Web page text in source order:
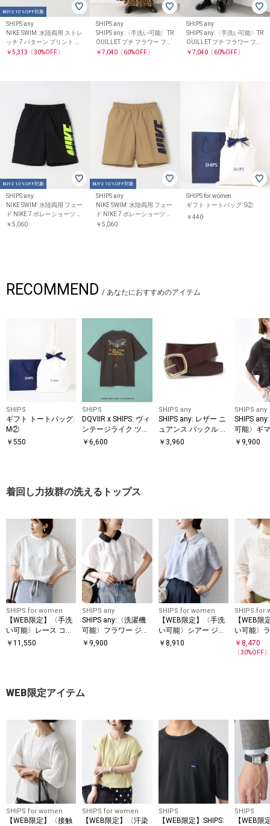
BUY2 10%OFF対象
SHIPS any
NIKE SWIM: 水陸両用 ストレ
ッチ 7 パターン プリント ボ
レーショーツ
￥5,313 〔30%OFF〕
SHIPS any
SHIPS any:〈手洗い可能〉TR
OUILLET プチ フラワー フレ
ア キャミワンピース
￥7,040 〔60%OFF〕
SHIPS any
SHIPS any:〈手洗い可能〉TR
OUILLET プチ フラワー フレ
ア キャミワンピース
￥7,040〔60%OFF〕
BUY2 10%OFF対象
SHIPS any
NIKE SWIM: 水陸両用 フェー
ド NIKE 7 ボレーショーツ <K
IDS>
￥5,060
BUY2 10%OFF対象
SHIPS any
NIKE SWIM: 水陸両用 フェー
ド NIKE 7 ボレーショーツ <K
IDS>
￥5,060
SHIPS for women
ギフト トートバッグ: S②
￥440
RECOMMEND / あなたにおすすめのアイテム
SHIPS
ギフト トートバッグ:
M②
￥ 550
SHIPS
DQVIIR x SHIPS: ヴィ
ンテージライク ツア
ーモチーフ Tシャツ
￥6,600
SHIPS any
SHIPS any: レザー ニ
ュアンス バックル ベ
ルト
￥ 3,960
SHIPS any
SHIPS
可能〉ギマ ワイド
レンチ シ
￥ 9,900
着回し力抜群の洗えるトップス
SHIPS for women
【WEB限定】〈手洗
い可能〉レース コン
ビ ショート スリーブ
￥ 11,550
SHIPS any
SHIPS any:〈洗濯機
可能〉フラワー ジャ
カード バイカラー プ
￥ 9,900
SHIPS for women
【WEB限定】〈手洗
い可能〉シアー ジャ
カード ポロ 襟 ショ
￥ 8,910
SHIPS for
【WEB限
い可能〉
ルーゼ ロ
ブ プルオ
￥8,470
〔30%OFF〕
WEB限定アイテム
SHIPS for women
【WEB限定】〈接触
SHIPS for women
【WEB限定】〈汗染
SHIPS
【WEB限定】SHIPS:
SHIPS
【WEB限